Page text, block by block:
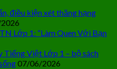
điều kiện xét thăng hạng
Lớp 1: “Làm Quen Với Bạn
Tiếng Việt Lớp 1 – bộ sách
07/06/2026